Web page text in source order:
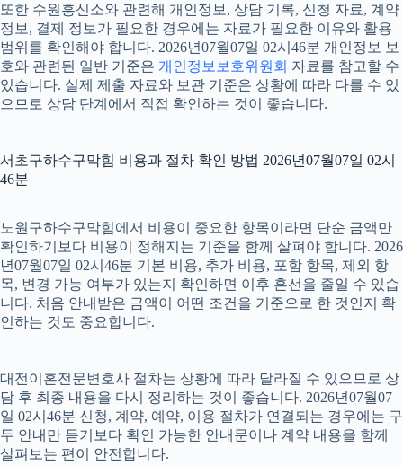
또한 수원흥신소와 관련해 개인정보, 상담 기록, 신청 자료, 계약
정보, 결제 정보가 필요한 경우에는 자료가 필요한 이유와 활용
범위를 확인해야 합니다. 2026년07월07일 02시46분 개인정보 보
호와 관련된 일반 기준은 개인정보보호위원회 자료를 참고할 수
있습니다. 실제 제출 자료와 보관 기준은 상황에 따라 다를 수 있
으므로 상담 단계에서 직접 확인하는 것이 좋습니다.
서초구하수구막힘 비용과 절차 확인 방법 2026년07월07일 02시
46분
노원구하수구막힘에서 비용이 중요한 항목이라면 단순 금액만
확인하기보다 비용이 정해지는 기준을 함께 살펴야 합니다. 2026
년07월07일 02시46분 기본 비용, 추가 비용, 포함 항목, 제외 항
목, 변경 가능 여부가 있는지 확인하면 이후 혼선을 줄일 수 있습
니다. 처음 안내받은 금액이 어떤 조건을 기준으로 한 것인지 확
인하는 것도 중요합니다.
대전이혼전문변호사 절차는 상황에 따라 달라질 수 있으므로 상
담 후 최종 내용을 다시 정리하는 것이 좋습니다. 2026년07월07
일 02시46분 신청, 계약, 예약, 이용 절차가 연결되는 경우에는 구
두 안내만 듣기보다 확인 가능한 안내문이나 계약 내용을 함께
살펴보는 편이 안전합니다.